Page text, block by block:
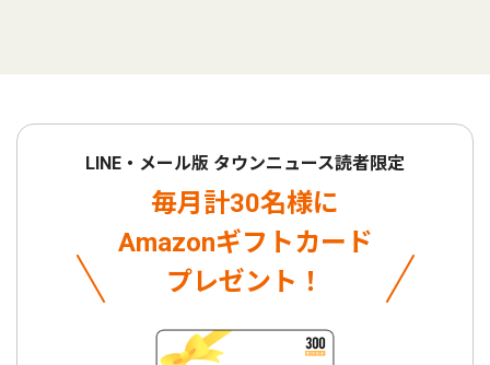
LINE・メール版 タウンニュース読者限定
毎月計30名様に
Amazonギフトカード
プレゼント！